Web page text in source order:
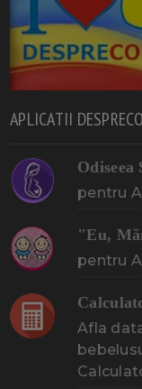
APLICATII
pentru
"Eu,
pentru
Afla